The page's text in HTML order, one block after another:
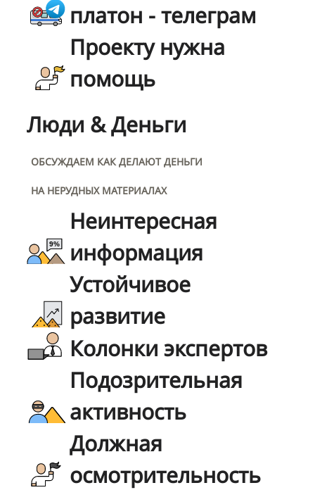
платон - телеграм
Проекту нужна
помощь
Люди & Деньги
ОБСУЖДАЕМ КАК ДЕЛАЮТ ДЕНЬГИ
НА НЕРУДНЫХ МАТЕРИАЛАХ
Неинтересная
информация
Устойчивое
развитие
Колонки экспертов
Подозрительная
активность
Должная
осмотрительность